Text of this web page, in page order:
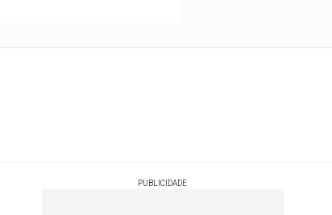
PUBLICIDADE